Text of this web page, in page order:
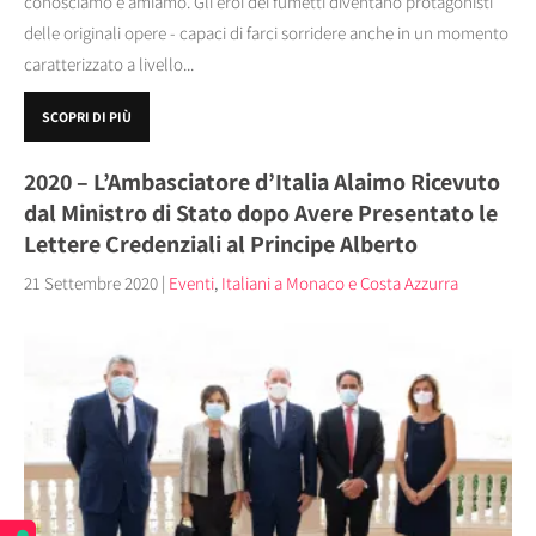
delle originali opere - capaci di farci sorridere anche in un momento
caratterizzato a livello...
SCOPRI DI PIÙ
2020 – L’Ambasciatore d’Italia Alaimo Ricevuto
dal Ministro di Stato dopo Avere Presentato le
Lettere Credenziali al Principe Alberto
21 Settembre 2020 | Eventi, Italiani a Monaco e Costa Azzurra